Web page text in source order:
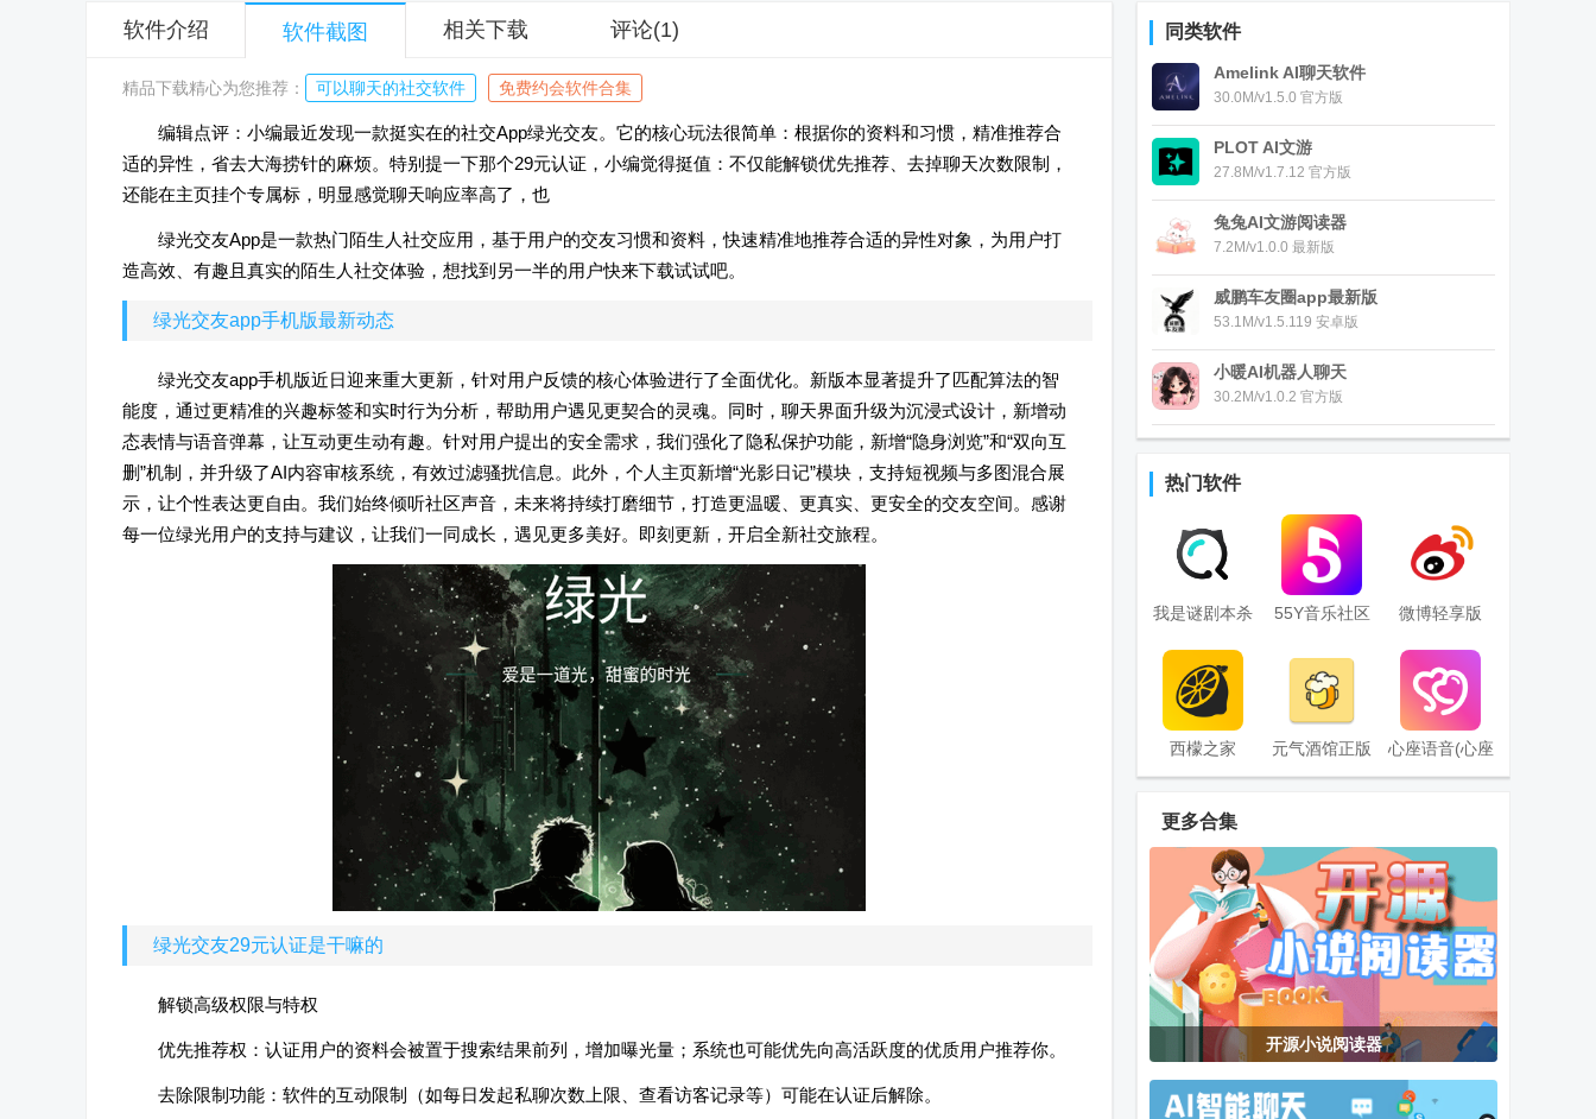
软件介绍 软件截图 相关下载 评论(1)
精品下载精心为您推荐： 可以聊天的社交软件 免费约会软件合集
编辑点评：小编最近发现一款挺实在的社交App绿光交友。它的核心玩法很简单：根据你的资料和习惯，精准推荐合
适的异性，省去大海捞针的麻烦。特别提一下那个29元认证，小编觉得挺值：不仅能解锁优先推荐、去掉聊天次数限制，
还能在主页挂个专属标，明显感觉聊天响应率高了，也
绿光交友App是一款热门陌生人社交应用，基于用户的交友习惯和资料，快速精准地推荐合适的异性对象，为用户打
造高效、有趣且真实的陌生人社交体验，想找到另一半的用户快来下载试试吧。
绿光交友app手机版最新动态
绿光交友app手机版近日迎来重大更新，针对用户反馈的核心体验进行了全面优化。新版本显著提升了匹配算法的智
能度，通过更精准的兴趣标签和实时行为分析，帮助用户遇见更契合的灵魂。同时，聊天界面升级为沉浸式设计，新增动
态表情与语音弹幕，让互动更生动有趣。针对用户提出的安全需求，我们强化了隐私保护功能，新增“隐身浏览”和“双向互
删”机制，并升级了AI内容审核系统，有效过滤骚扰信息。此外，个人主页新增“光影日记”模块，支持短视频与多图混合展
示，让个性表达更自由。我们始终倾听社区声音，未来将持续打磨细节，打造更温暖、更真实、更安全的交友空间。感谢
每一位绿光用户的支持与建议，让我们一同成长，遇见更多美好。即刻更新，开启全新社交旅程。
绿光交友29元认证是干嘛的
解锁高级权限与特权
优先推荐权：认证用户的资料会被置于搜索结果前列，增加曝光量；系统也可能优先向高活跃度的优质用户推荐你。
去除限制功能：软件的互动限制（如每日发起私聊次数上限、查看访客记录等）可能在认证后解除。
同类软件
Amelink AI聊天软件
30.0M/v1.5.0 官方版
PLOT AI文游
27.8M/v1.7.12 官方版
兔兔AI文游阅读器
7.2M/v1.0.0 最新版
威鹏车友圈app最新版
53.1M/v1.5.119 安卓版
小暖AI机器人聊天
30.2M/v1.0.2 官方版
热门软件
我是谜剧本杀
55Y音乐社区
微博轻享版
app国际免费
版
西檬之家
smonの家安
卓版
元气酒馆正版
app
心座语音(心座
交友).apk
Ginger
Keyboard输入
法
腾讯微信app 情侣玩吧app
Kixyu Book小
管理平台
Amelink AI聊
天软件
更多合集
开源小说阅读器